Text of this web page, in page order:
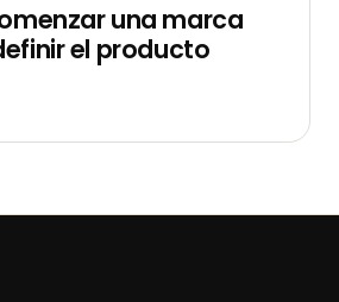
una marca
el producto